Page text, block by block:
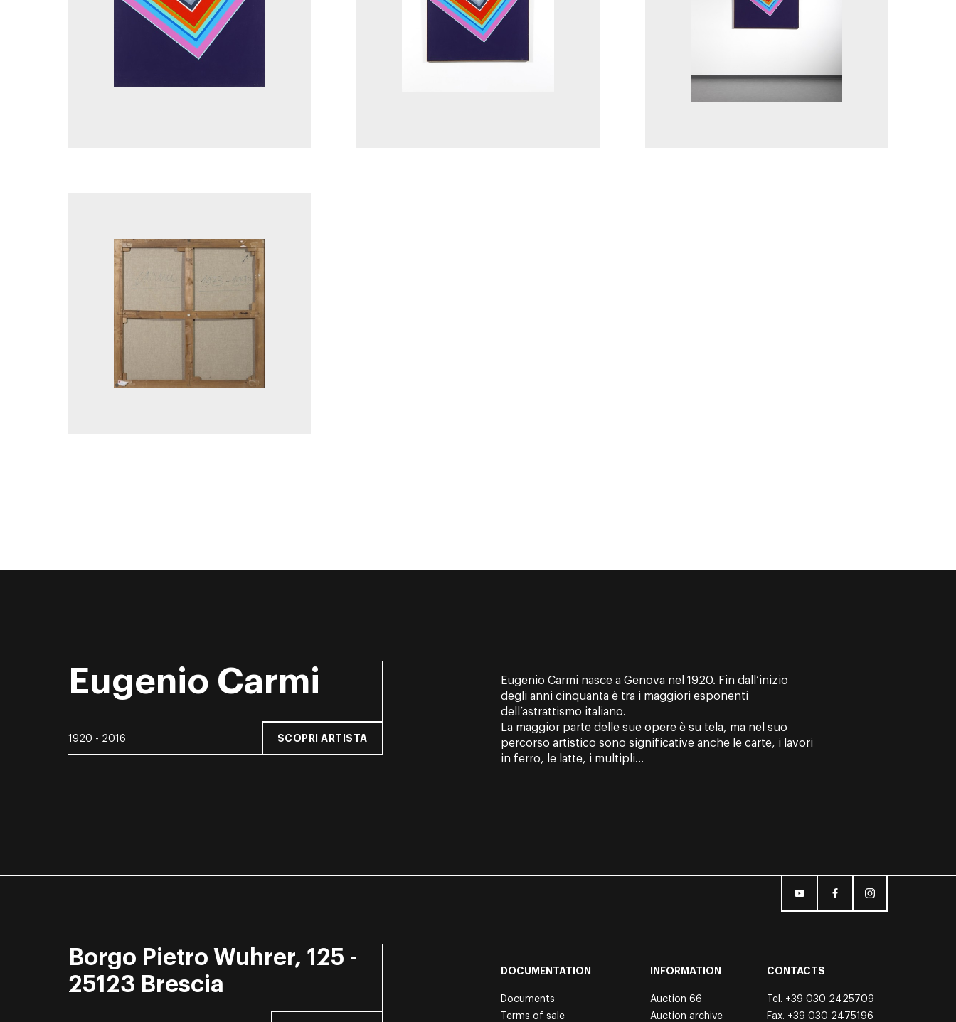
Eugenio Carmi
1920 - 2016 SCOPRI ARTISTA
Eugenio Carmi nasce a Genova nel 1920. Fin dall’inizio
degli anni cinquanta è tra i maggiori esponenti
dell’astrattismo italiano.
La maggior parte delle sue opere è su tela, ma nel suo
percorso artistico sono significative anche le carte, i lavori
in ferro, le latte, i multipli...
Borgo Pietro Wuhrer, 125 -
25123 Brescia
DOCUMENTATION
Documents
Terms of sale
INFORMATION
Auction 66
Auction archive
CONTACTS
Tel. +39 030 2425709
Fax. +39 030 2475196